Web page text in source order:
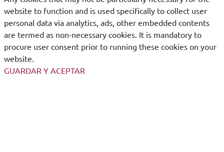
website to function and is used specifically to collect user
personal data via analytics, ads, other embedded contents
are termed as non-necessary cookies. It is mandatory to
procure user consent prior to running these cookies on your
website.
GUARDAR Y ACEPTAR